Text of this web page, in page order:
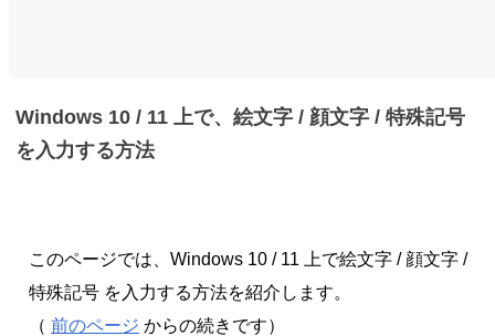
Windows 10 / 11 上で、絵文字 / 顔文字 / 特殊記号
を入力する方法
このページでは、Windows 10 / 11 上で絵文字 / 顔文字 /
特殊記号 を入力する方法を紹介します。
（ 前のページ からの続きです）